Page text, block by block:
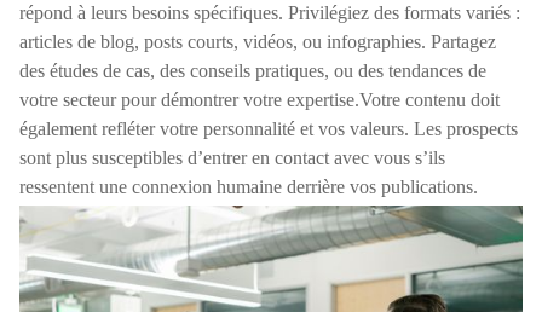
répond à leurs besoins spécifiques. Privilégiez des formats variés :
articles de blog, posts courts, vidéos, ou infographies. Partagez
des études de cas, des conseils pratiques, ou des tendances de
votre secteur pour démontrer votre expertise.Votre contenu doit
également refléter votre personnalité et vos valeurs. Les prospects
sont plus susceptibles d’entrer en contact avec vous s’ils
ressentent une connexion humaine derrière vos publications.